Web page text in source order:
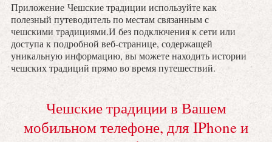
Приложение Чешские традиции используйте как
полезный путеводитель по местам связанным с
чешскими традициями.И без подключения к сети или
доступа к подробной веб-странице, содержащей
уникальную информацию, вы можете находить истории
чешских традиций прямо во время путешествий.
Чешские традиции в Вашем
мобильном телефоне, для IPhone и